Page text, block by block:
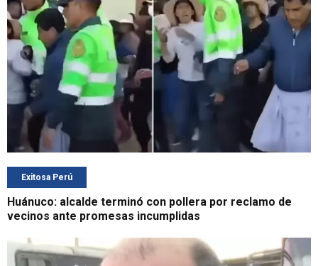
Exitosa Perú
Huánuco: alcalde terminó con pollera por reclamo de
vecinos ante promesas incumplidas